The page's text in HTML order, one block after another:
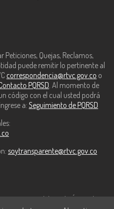
Quejas, Reclamos,
puede remitir lo pertinente al
correspondencia@rtvc.gov.co o
PQRSD . Al momento de
código con el cual usted podrá
a: Seguimiento de PQRSD
soytransparente@rtvc.gov.co
recursos del Fondo Único de